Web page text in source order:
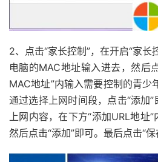
2、点击“家长控制”，在开启“家长
电脑的MAC地址输入进去，然后
MAC地址”内输入需要控制的青少
通过选择上网时间段，点击“添加
上网内容，在下方“添加URL地址”
然后点击“添加”即可。最后点击“保